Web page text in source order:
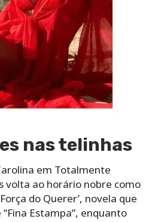
nas telinhas
em Totalmente
volta ao horário nobre como
Força do Querer’, novela que
Estampa”, enquanto